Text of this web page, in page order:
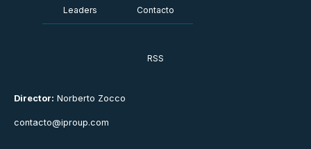
Director: Norberto Zocco
contacto@iproup.com
Leaders Contacto
RSS